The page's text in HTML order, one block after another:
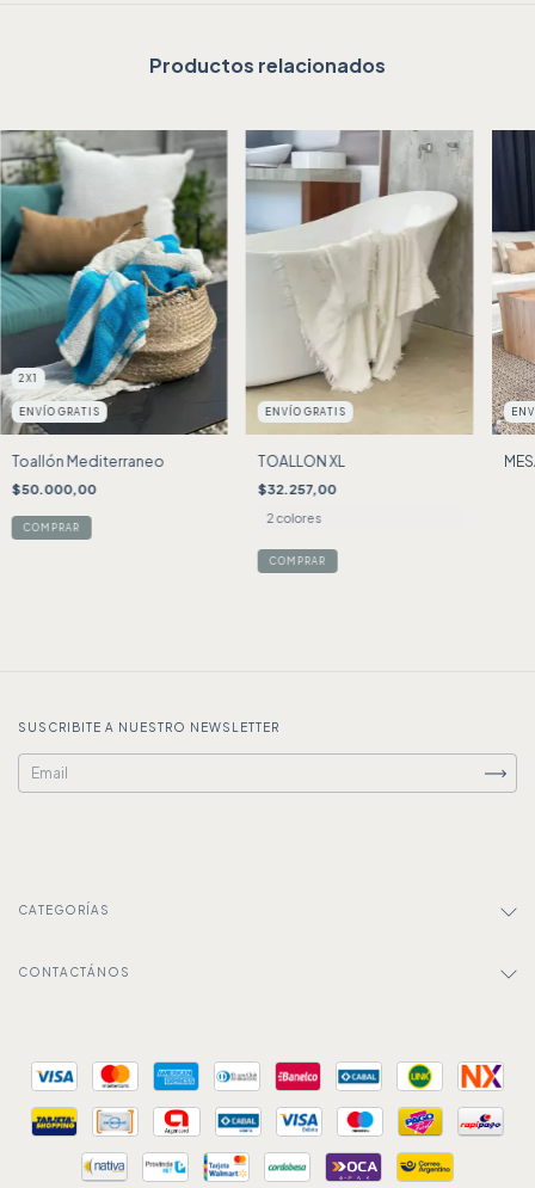
Productos relacionados
2X1
ENVÍO GRATIS
Toallón Mediterraneo
$50.000,00
ENVÍO GRATIS
TOALLON XL
$32.257,00
2 colores
COMPRAR
SUSCRIBITE A NUESTRO NEWSLETTER
CATEGORÍAS
CONTACTÁNOS